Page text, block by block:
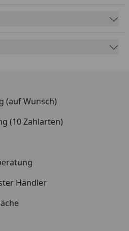
Verlassen Sie sich
die im täglichen Einsatz
sollte fachgerecht und
(auf Wunsch)
(10 Zahlarten)
Händler